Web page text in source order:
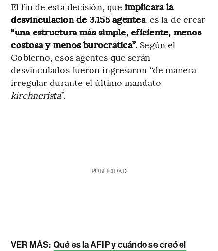
El fin de esta decisión, queimplicará la
desvinculación de 3.155 agentes, es la de crear
“una estructura más simple, eficiente, menos
costosa y menos burocrática”. Según el
Gobierno, esos agentes que serán
desvinculados fueron ingresaron “de manera
irregular durante el último mandato
kirchnerista”.
PUBLICIDAD
VER MÁS: Qué es la AFIP y cuándo se creó el